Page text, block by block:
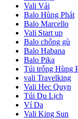
Vali Vải
Balo Hùng Phát
Balo Marcello
Vali Start up
Balo chống gù
Balo Habana
Balo Pika
Túi trống Hùng
vali Travelking
Vali Hec Quyn
Túi Du Lịch
Ví Da
Vali King Sun